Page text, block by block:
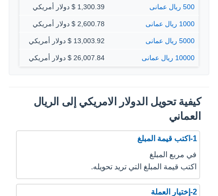
500 ريال عمانى 1,300.39 $ دولار أمريكي
1000 ريال عمانى 2,600.78 $ دولار أمريكي
5000 ريال عمانى 13,003.92 $ دولار أمريكي
10000 ريال عمانى 26,007.84 $ دولار أمريكي
كيفية تحويل الدولار الامريكي إلى الريال
العماني
1-اكتب قيمة المبلغ
في مربع المبلغ
اكتب قيمة المبلغ التي تريد تحويله.
2-إختيار العملة